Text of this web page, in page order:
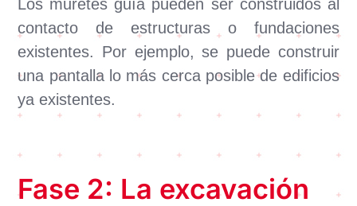
Los muretes guía pueden ser construidos al
contacto de estructuras o fundaciones
existentes. Por ejemplo, se puede construir
una pantalla lo más cerca posible de edificios
ya existentes.
Fase 2: La excavación